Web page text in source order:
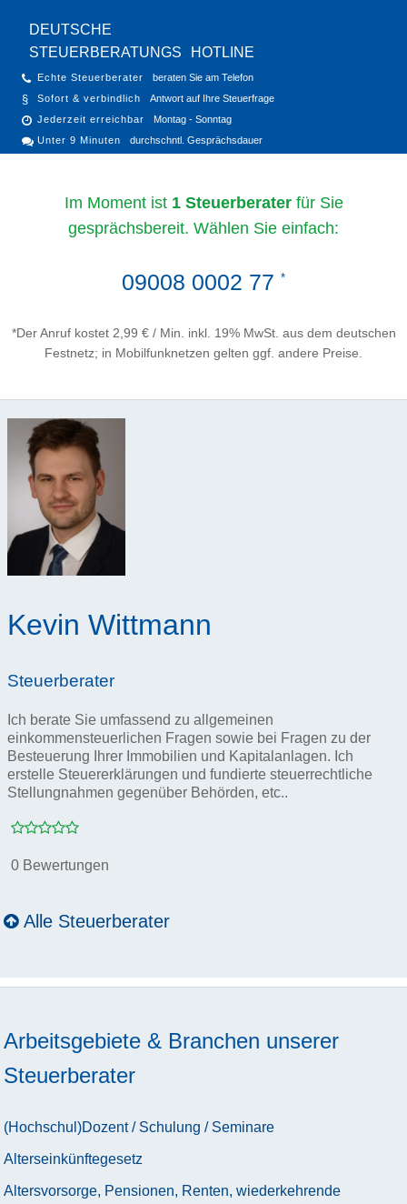
DEUTSCHE
STEUERBERATUNGS
HOTLINE
Echte Steuerberater
beraten Sie am Telefon
Sofort & verbindlich
Antwort auf Ihre Steuerfrage
Jederzeit erreichbar
Montag - Sonntag
Unter 9 Minuten
durchschntl. Gesprächsdauer
Im Moment ist 1 Steuerberaterfür Sie
gesprächsbereit. Wählen Sie einfach:
09008 0002 77 *
*Der Anruf kostet 2,99 € / Min. inkl. 19% MwSt. aus dem deutschen
Festnetz; in Mobilfunknetzen gelten ggf. andere Preise.
Kevin Wittmann
Steuerberater
Ich berate Sie umfassend zu allgemeinen
einkommensteuerlichen Fragen sowie bei Fragen zu der
Besteuerung Ihrer Immobilien und Kapitalanlagen. Ich
erstelle Steuererklärungen und fundierte steuerrechtliche
Stellungnahmen gegenüber Behörden, etc..
0 Bewertungen
Alle Steuerberater
Arbeitsgebiete & Branchen unserer
Steuerberater
(Hochschul)Dozent / Schulung / Seminare
Alterseinkünftegesetz
Altersvorsorge, Pensionen, Renten, wiederkehrende